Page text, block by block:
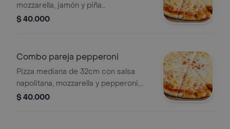
mozzarella, jamón y piña
caramelizada, salsa napolitana, +
$ 40.000
Combo pareja pepperoni
Pizza mediana de 32cm con salsa
napolitana, mozzarella y pepperoni,
acompañada de una gaseosa de litro.
$ 40.000